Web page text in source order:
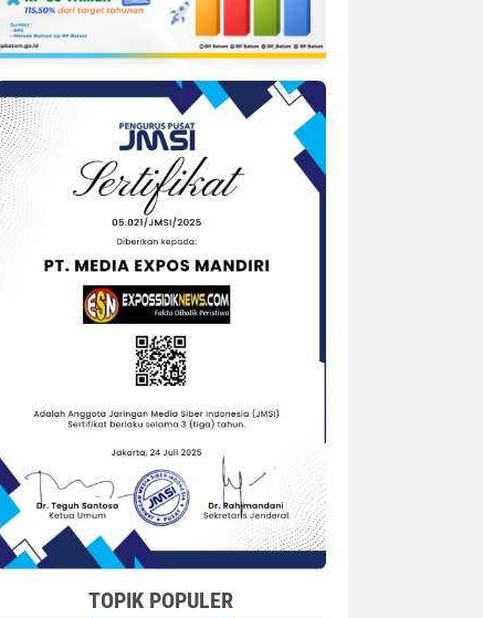
TOPIK POPULER